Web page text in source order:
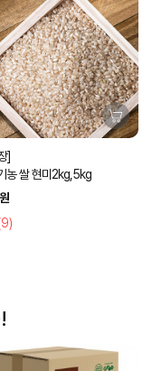
]
농 쌀 현미2kg,5kg